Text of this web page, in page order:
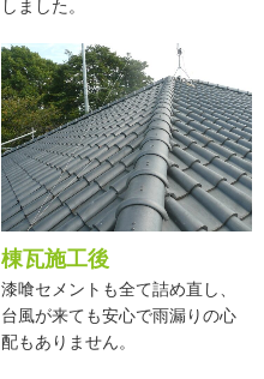
しました。
棟瓦施工後
漆喰セメントも全て詰め直し、
台風が来ても安心で雨漏りの心
配もありません。